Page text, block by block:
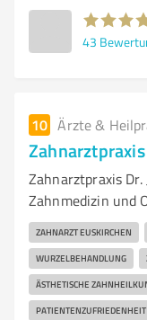
43
10 Ärzte &
Zahnarztpraxis
Zahnmedizin und
ZAHNARZT EUSKIRCHEN
WURZELBEHANDLUNG
ÄSTHETISCHE
PATIENTENZUFRIEDENHEIT